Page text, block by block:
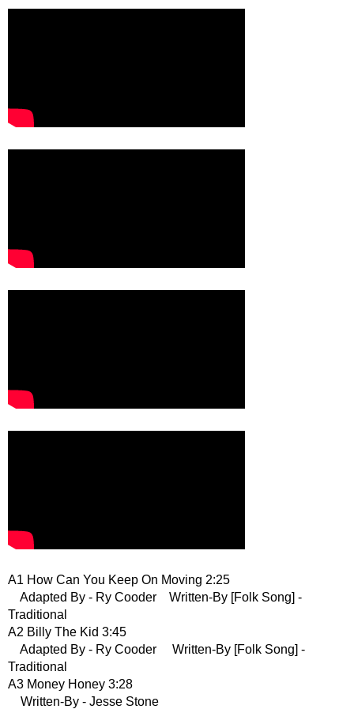
A1 How Can You Keep On Moving 2:25
Adapted By - Ry Cooder Written-By [Folk Song] -
Traditional
A2 Billy The Kid 3:45
Adapted By - Ry Cooder Written-By [Folk Song] -
Traditional
A3 Money Honey 3:28
Written-By - Jesse Stone